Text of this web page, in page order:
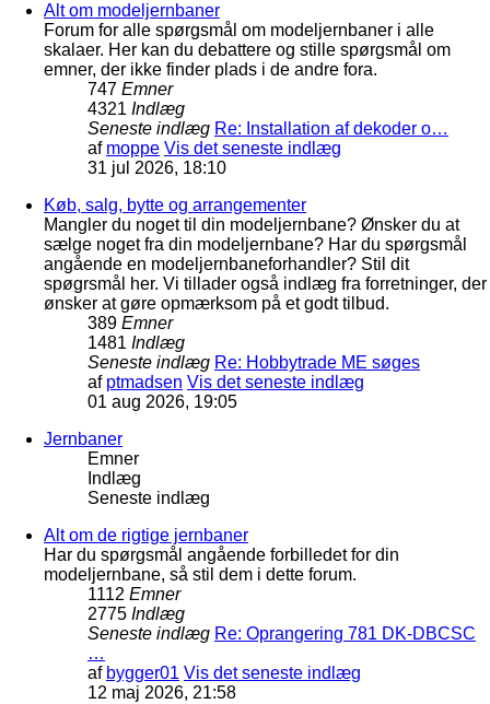
Alt om modeljernbaner
Forum for alle spørgsmål om modeljernbaner i alle
skalaer. Her kan du debattere og stille spørgsmål om
emner, der ikke finder plads i de andre fora.
747 Emner
4321 Indlæg
Seneste indlæg Re: Installation af dekoder o…
af moppe Vis det seneste indlæg
31 jul 2026, 18:10
Køb, salg, bytte og arrangementer
Mangler du noget til din modeljernbane? Ønsker du at
sælge noget fra din modeljernbane? Har du spørgsmål
angående en modeljernbaneforhandler? Stil dit
spøgrsmål her. Vi tillader også indlæg fra forretninger, der
ønsker at gøre opmærksom på et godt tilbud.
389 Emner
1481 Indlæg
Seneste indlæg Re: Hobbytrade ME søges
af ptmadsen Vis det seneste indlæg
01 aug 2026, 19:05
Jernbaner
Emner
Indlæg
Seneste indlæg
Alt om de rigtige jernbaner
Har du spørgsmål angående forbilledet for din
modeljernbane, så stil dem i dette forum.
1112 Emner
2775 Indlæg
Seneste indlæg Re: Oprangering 781 DK-DBCSC
…
af bygger01 Vis det seneste indlæg
12 maj 2026, 21:58